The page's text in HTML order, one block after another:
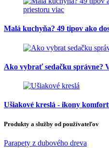
Malá kuchyňa? 49 tipov ako
Ako vybrať sedačku správne?
Ušiakové kreslá - ikony
Produkty a služby od používateľov
Parapety z dubového dreva